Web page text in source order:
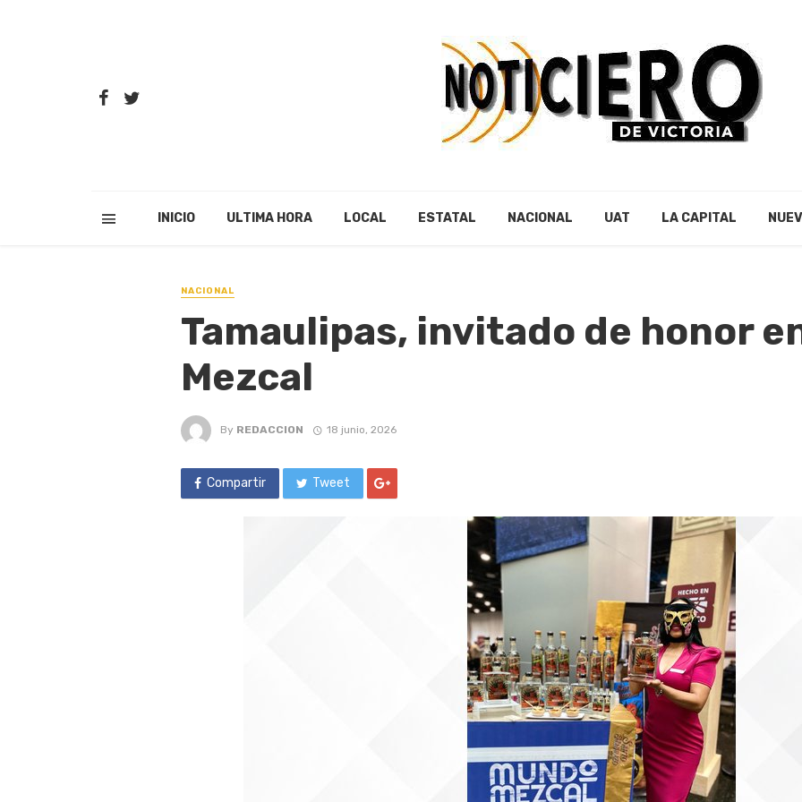
INICIO ULTIMA HORA LOCAL ESTATAL NACIONAL UAT LA CAPITAL
NACIONAL
Tamaulipas, invitado de honor
Mezcal
By REDACCION 18 junio, 2026
Compartir Tweet